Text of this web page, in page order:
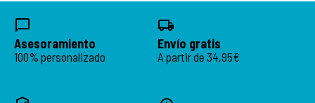
Asesoramiento
100% personalizado
Envío gratis
A partir de 34,95€